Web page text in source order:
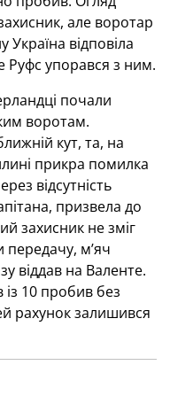
але воротар
відповіла
Руфс упорався з ним.
почали
воротам.
кут, та, на
прикра помилка
відсутність
призвела до
захисник не зміг
передачу, м’яч
віддав на Валенте.
із 10 пробив без
рахунок залишився